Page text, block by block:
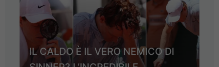
IL CALDO È IL VERO NEMICO DI